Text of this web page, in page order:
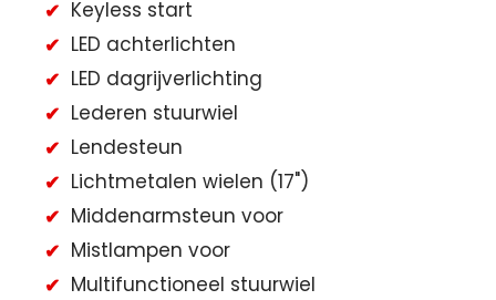
Keyless start
LED achterlichten
LED dagrijverlichting
Lederen stuurwiel
Lendesteun
Lichtmetalen wielen (17")
Middenarmsteun voor
Mistlampen voor
Multifunctioneel stuurwiel